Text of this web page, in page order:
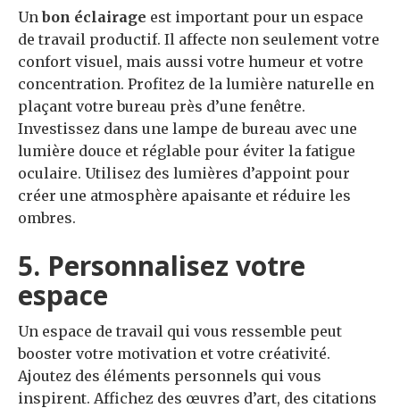
Unbon éclairage est important pour un espace
de travail productif. Il affecte non seulement votre
confort visuel, mais aussi votre humeur et votre
concentration. Profitez de la lumière naturelle en
plaçant votre bureau près d’une fenêtre.
Investissez dans une lampe de bureau avec une
lumière douce et réglable pour éviter la fatigue
oculaire. Utilisez des lumières d’appoint pour
créer une atmosphère apaisante et réduire les
ombres.
5. Personnalisez votre
espace
Un espace de travail qui vous ressemble peut
booster votre motivation et votre créativité.
Ajoutez des éléments personnels qui vous
inspirent. Affichez des œuvres d’art, des citations